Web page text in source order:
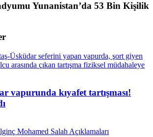
Yunanistan’da 53 Bin Kişilik
vapurunda kıyafet tartışması!